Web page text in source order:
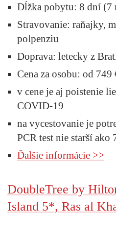
Dĺžka pobytu: 8 dní (7
Stravovanie: raňajky,
polpenziu
Doprava: letecky z
Cena za osobu: od 749
v cene je aj poistenie
COVID-19
na vycestovanie je
PCR test nie starší ako
Ďalšie informácie >>
DoubleTree by
Island 5*, Ras al